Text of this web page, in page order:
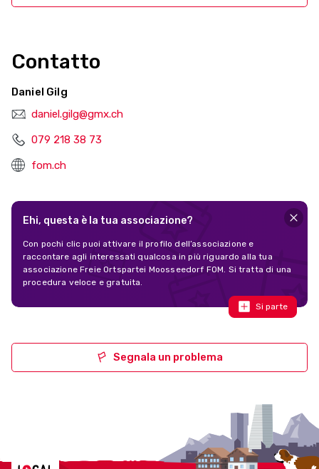
Contatto
Daniel Gilg
daniel.gilg@gmx.ch
079 218 38 73
fom.ch
Ehi, questa è la tua associazione?
Con pochi clic puoi attivare il profilo dell’associazione e
raccontare agli interessati qualcosa in più riguardo alla tua
associazione Freie Ortspartei Moosseedorf FOM. Si tratta di una
procedura veloce e gratuita.
Si parte
Segnala un problema
Localcities